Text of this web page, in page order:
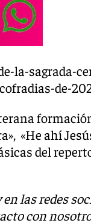
la-sagrada-
de-
«He ahí
del
en las redes
con